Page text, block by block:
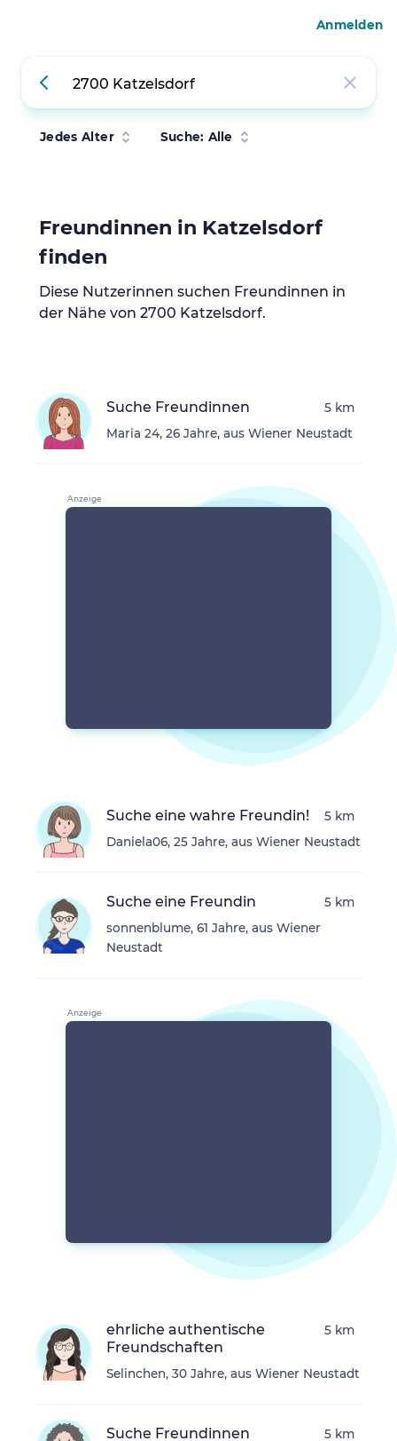
Jedes Alter Suche: Alle
Freundinnen in Katzelsdorf
finden
Diese Nutzerinnen suchen Freundinnen in
der Nähe von 2700 Katzelsdorf.
Suche Freundinnen
Maria 24, 26 Jahre, aus Wiener Neustadt
5 km
Suche eine wahre Freundin!
Daniela06, 25 Jahre, aus Wiener Neustadt
5 km
Suche eine Freundin
sonnenblume, 61 Jahre, aus Wiener
Neustadt
5 km
ehrliche authentische
Freundschaften
Selinchen, 30 Jahre, aus Wiener Neustadt
5 km
Suche Freundinnen 5 km
Anmelden